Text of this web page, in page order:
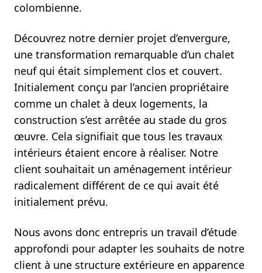
colombienne.
Découvrez notre dernier projet d’envergure,
une transformation remarquable d’un chalet
neuf qui était simplement clos et couvert.
Initialement conçu par l’ancien propriétaire
comme un chalet à deux logements, la
construction s’est arrêtée au stade du gros
œuvre. Cela signifiait que tous les travaux
intérieurs étaient encore à réaliser. Notre
client souhaitait un aménagement intérieur
radicalement différent de ce qui avait été
initialement prévu.
Nous avons donc entrepris un travail d’étude
approfondi pour adapter les souhaits de notre
client à une structure extérieure en apparence